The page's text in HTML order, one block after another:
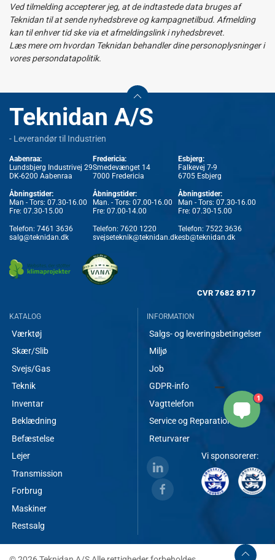
Ved tilmelding accepterer jeg, at de indtastede data bruges af
Teknidan til at sende nyhedsbreve og kampagnetilbud. Afmelding
kan til enhver tid ske via et afmeldingslink i nyhedsbrevet.
Læs mere om hvordan Teknidan behandler dine personoplysninger i
vores persondatapolitik.
Teknidan A/S
- Leverandør til Industrien
Aabenraa:
Lundsbjerg Industrivej 29
DK-6200 Aabenraa
Åbningstider:
Man - Tors: 07.30-16.00
Fre: 07.30-15.00
Telefon: 7461 3636
salg@teknidan.dk
Fredericia:
Smedevænget 14
7000 Fredericia
Åbningstider:
Man. - Tors: 07.00-16.00
Fre: 07.00-14.00
Telefon: 7620 1220
svejseteknik@teknidan.dk
Esbjerg:
Falkevej 7-9
6705 Esbjerg
Åbningstider:
Man - Tors: 07.30-16.00
Fre: 07.30-15.00
Telefon: 7522 3636
esb@teknidan.dk
CVR 7682 8717
KATALOG
Værktøj
Skær/Slib
Svejs/Gas
Teknik
Inventar
Beklædning
Befæstelse
Lejer
Transmission
Forbrug
Maskiner
Restsalg
INFORMATION
Salgs- og leveringsbetingelser
Miljø
Job
GDPR-info
Vagttelefon
Service og Reparationer
Returvarer
Vi sponsorerer:
1